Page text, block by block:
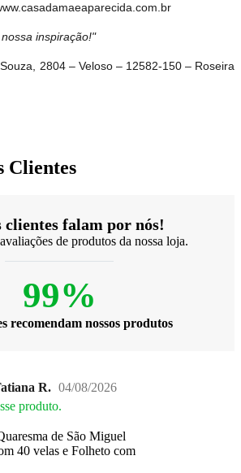
inspiração!"
2804 – Veloso – 12582-150 – Roseira
Clientes
clientes falam por nós!
de produtos da nossa loja.
99%
recomendam nossos produtos
R. 04/08/2026
produto.
de São Miguel
40 velas e Folheto com